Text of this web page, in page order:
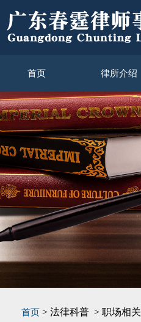
首页 律所介绍
首页 > 法律科普 > 职场相关